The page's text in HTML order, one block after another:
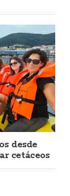
desde
cetáceos